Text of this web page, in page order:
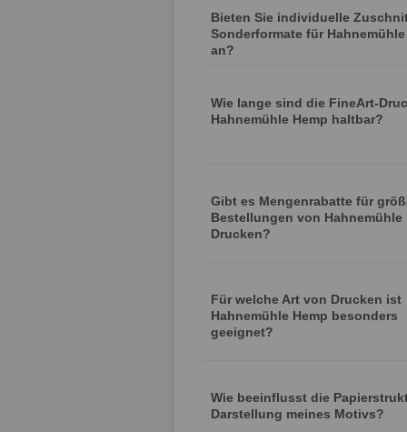
Bieten Sie individuelle
Sonderformate für Hahnemühle
an?
Wie lange sind die FineArt-
Hahnemühle Hemp haltbar?
Gibt es Mengenrabatte für
Bestellungen von Hahnemühle
Drucken?
Für welche Art von Drucken ist
Hahnemühle Hemp besonders
geeignet?
Wie beeinflusst die
Darstellung meines Motivs?